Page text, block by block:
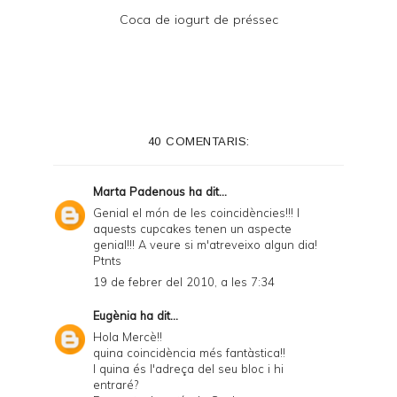
Coca de iogurt de préssec
40 COMENTARIS:
Marta Padenous ha dit...
Genial el món de les coincidències!!! I
aquests cupcakes tenen un aspecte
genial!!! A veure si m'atreveixo algun dia!
Ptnts
19 de febrer del 2010, a les 7:34
Eugènia ha dit...
Hola Mercè!!
quina coincidència més fantàstica!!
I quina és l'adreça del seu bloc i hi
entraré?